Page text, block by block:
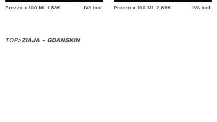
Prezzo x 100 Ml: 1,83€ IVA Incl. Prezzo x 100 Ml: 2,66€ IVA Incl.
TOP>ZIAJA - GDANSKIN